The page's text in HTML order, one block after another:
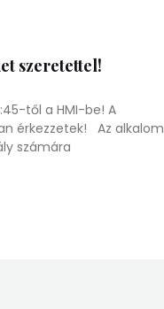
szeretettel!
től a HMI-be! A
érkezzetek! Az alkalom
számára